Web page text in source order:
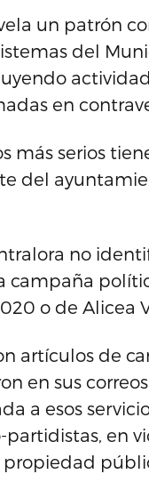
un patrón
del
en
más serios
del
no
campaña
o de Alicea
artículos de
en sus
a esos
en